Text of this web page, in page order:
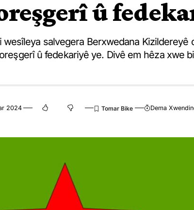
û
wesîleya salvegera Berxwedana Kizildereyê
û fedekariyê ye. Divê em hêza xwe
2024 Dema